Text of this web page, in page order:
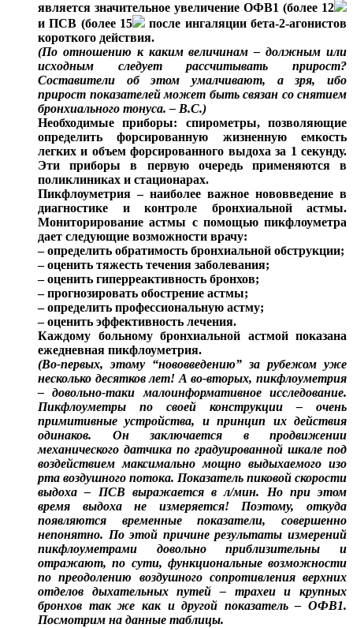
является значительное увеличение ОФВ1 (более 12
и ПСВ (более 15
после ингаляции бета-2-агонистов
короткого действия.
(По отношению к каким величинам – должным или
исходным следует рассчитывать прирост?
Составители об этом умалчивают, а зря, ибо
прирост показателей может быть связан со снятием
бронхиального тонуса. – В.С.)
Необходимые приборы: спирометры, позволяющие
определить форсированную жизненную емкость
легких и объем форсированного выдоха за 1 секунду.
Эти приборы в первую очередь применяются в
поликлиниках и стационарах.
Пикфлоуметрия – наиболее важное нововведение в
диагностике и контроле бронхиальной астмы.
Мониторирование астмы с помощью пикфлоуметра
дает следующие возможности врачу:
– определить обратимость бронхиальной обструкции;
– оценить тяжесть течения заболевания;
– оценить гиперреактивность бронхов;
– прогнозировать обострение астмы;
– определить профессиональную астму;
– оценить эффективность лечения.
Каждому больному бронхиальной астмой показана
ежедневная пикфлоуметрия.
(Во-первых, этому “нововведению” за рубежом уже
несколько десятков лет! А во-вторых, пикфлоуметрия
– довольно-таки малоинформативное исследование.
Пикфлоуметры по своей конструкции – очень
примитивные устройства, и принцип их действия
одинаков. Он заключается в продвижении
механического датчика по градуированной шкале под
воздействием максимально мощно выдыхаемого изо
рта воздушного потока. Показатель пиковой скорости
выдоха – ПСВ выражается в л/мин. Но при этом
время выдоха не измеряется! Поэтому, откуда
появляются временные показатели, совершенно
непонятно. По этой причине результаты измерений
пикфлоуметрами довольно приблизительны и
отражают, по сути, функциональные возможности
по преодолению воздушного сопротивления верхних
отделов дыхательных путей – трахеи и крупных
бронхов так же как и другой показатель – ОФВ1.
Посмотрим на данные таблицы.